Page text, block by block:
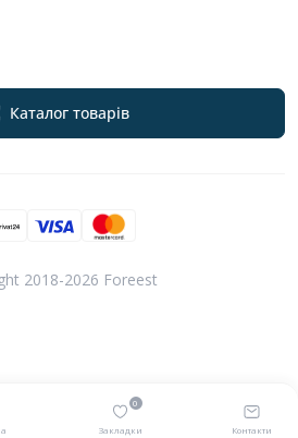
Закладки
0
Контакти
Каталог товарів
2018-2026 Foreest